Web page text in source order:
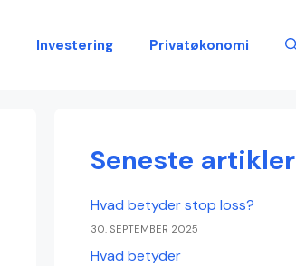
Investering Privatøkonomi
Seneste artikler
Hvad betyder stop loss?
30. SEPTEMBER 2025
Hvad betyder